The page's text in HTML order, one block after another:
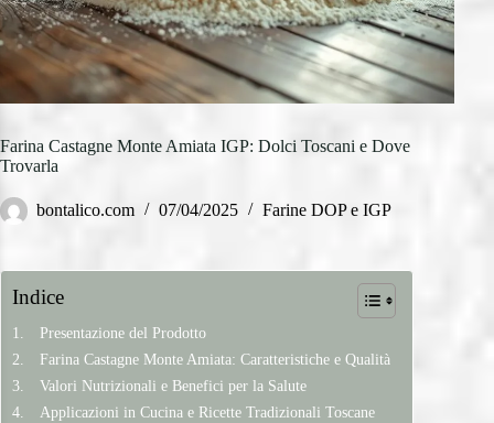
Farina Castagne Monte Amiata IGP: Dolci Toscani e Dove
Trovarla
bontalico.com 07/04/2025 Farine DOP e IGP
Indice
Presentazione del Prodotto
Farina Castagne Monte Amiata: Caratteristiche e Qualità
Valori Nutrizionali e Benefici per la Salute
Applicazioni in Cucina e Ricette Tradizionali Toscane